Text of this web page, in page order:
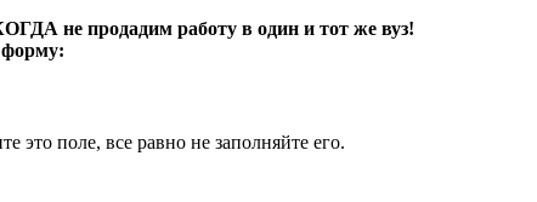
не продадим работу в один и тот же вуз!
форму:
это поле, все равно не заполняйте его.